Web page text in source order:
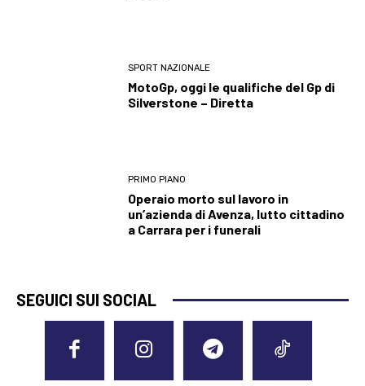
SPORT NAZIONALE
MotoGp, oggi le qualifiche del Gp di
Silverstone – Diretta
PRIMO PIANO
Operaio morto sul lavoro in
un’azienda di Avenza, lutto cittadino
a Carrara per i funerali
SEGUICI SUI SOCIAL